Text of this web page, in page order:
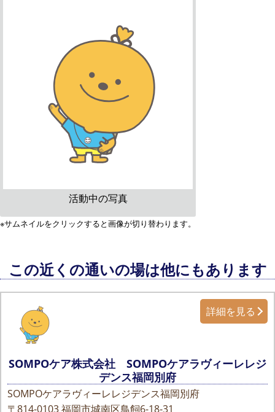
活動中の写真
※サムネイルをクリックすると画像が切り替わります。
この近くの通いの場は他にもあります
SOMPOケア株式会社 SOMPOケアラヴィーレレジ
デンス福岡別府
SOMPOケアラヴィーレレジデンス福岡別府
〒814-0103福岡市城南区鳥飼6-18-31
詳細を見る